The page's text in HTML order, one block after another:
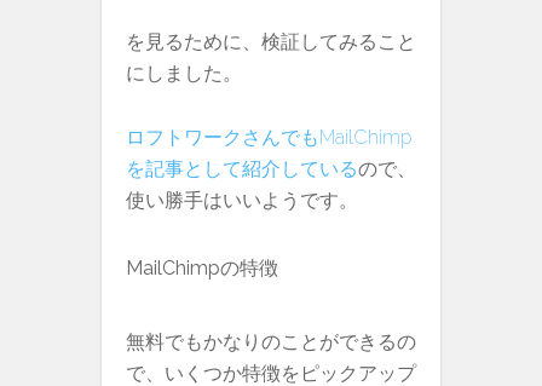
を見るために、検証してみること
にしました。
ロフトワークさんでもMailChimp
を記事として紹介しているので、
使い勝手はいいようです。
MailChimpの特徴
無料でもかなりのことができるの
で、いくつか特徴をピックアップ